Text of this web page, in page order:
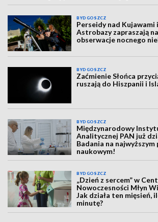
BYDGOSZCZ
Perseidy nad Kujawami
Astrobazy zapraszają
obserwacje nocnego
BYDGOSZCZ
Zaćmienie Słońca
ruszają do Hiszpanii i
BYDGOSZCZ
Międzynarodowy
Analitycznej PAN już
Badania na
naukowym!
BYDGOSZCZ
„Dzień z sercem” w
Nowoczesności Młyn
Jak działa ten mięsień,
minutę?